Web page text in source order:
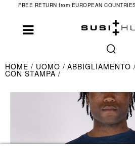
FREE RETURN from EUROPEAN
HOME UOMO ABBIGLIAMENTO
CON STAMPA